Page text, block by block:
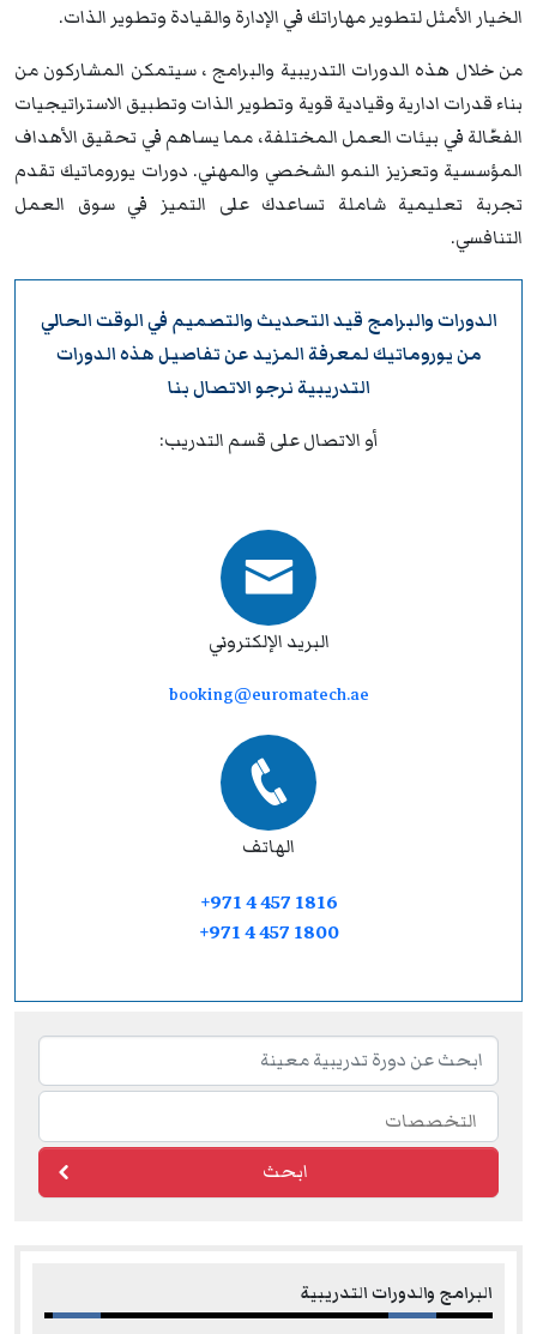
الخيار الأمثل لتطوير مهاراتك في الإدارة والقيادة وتطوير الذات.
من خلال هذه الدورات التدريبية والبرامج ، سيتمكن المشاركون من
بناء قدرات ادارية وقيادية قوية وتطوير الذات وتطبيق الاستراتيجيات
الفعّالة في بيئات العمل المختلفة، مما يساهم في تحقيق الأهداف
المؤسسية وتعزيز النمو الشخصي والمهني. دورات يوروماتيك تقدم
تجربة تعليمية شاملة تساعدك على التميز في سوق العمل
التنافسي.
الدورات والبرامج قيد التحديث والتصميم في الوقت الحالي
منيوروماتيكلمعرفة المزيد عن تفاصيل هذه الدورات
التدريبية نرجوالاتصال بنا
أو الاتصال على قسم التدريب:
البريد الإلكتروني
booking@euromatech.ae
الهاتف
+971 4 457 1816
+971 4 457 1800
ابحث
البرامج والدورات التدريبية